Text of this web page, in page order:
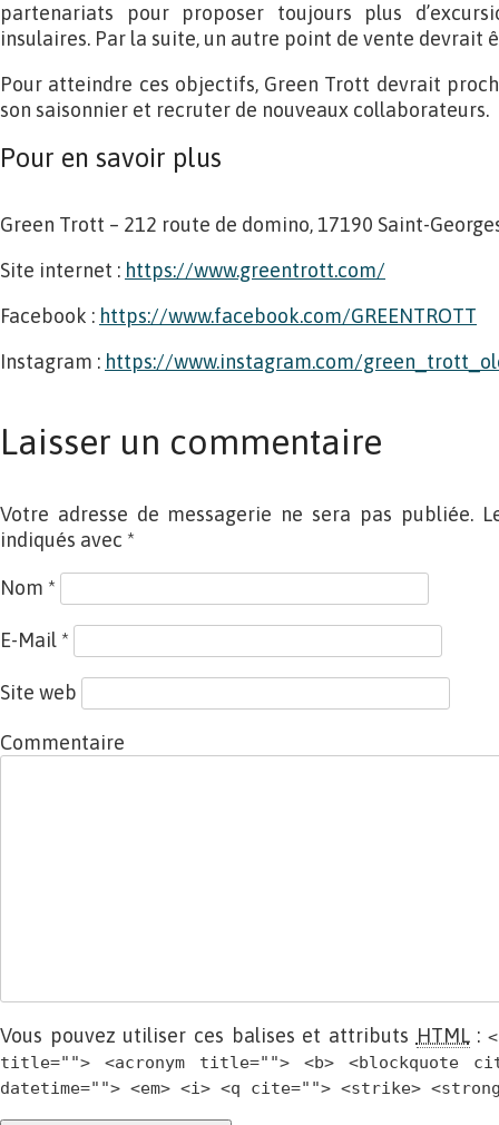
partenariats pour proposer toujours plus
insulaires. Par la suite, un autre point de vente devrait
Pour atteindre ces objectifs, Green Trott devrait
son saisonnier et recruter de nouveaux collaborateurs.
Pour en savoir plus
Green Trott – 212 route de domino, 17190 Saint-
Site internet : https://www.greentrott.com/
Facebook : https://www.facebook.com/GREENTROTT
Instagram : https://www.instagram.com/
Laisser un commentaire
Votre adresse de messagerie ne sera pas publiée.
indiqués avec *
Nom *
E-Mail *
Site web
Commentaire
Vous pouvez utiliser ces balises et attributs HTML:
title=""> <acronym title=""> <b> <blockquote
datetime=""> <em> <i> <q cite=""> <strike>